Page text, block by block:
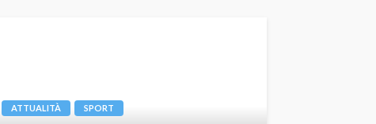
ATTUALITÀ SPORT